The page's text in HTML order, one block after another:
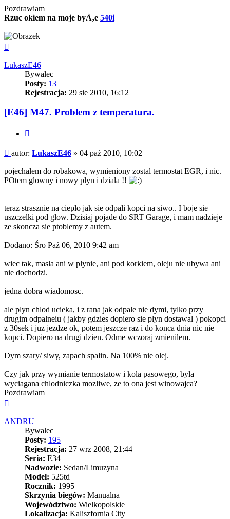
Pozdrawiam
Rzuc okiem na moje byÅ‚e 540i
LukaszE46
Bywalec
Posty: 13
Rejestracja: 29 sie 2010, 16:12
[E46] M47. Problem z temperatura.
Post
autor: LukaszE46 » 04 paź 2010, 10:02
pojechalem do robakowa, wymieniony zostal termostat EGR, i nic.
POtem glowny i nowy plyn i dziala !!
teraz strasznie na cieplo jak sie odpali kopci na siwo.. I boje sie
uszczelki pod glow. Dzisiaj pojade do SRT Garage, i mam nadzieje
ze skoncza sie ptoblemy z autem.
Dodano: Śro Paź 06, 2010 9:42 am
wiec tak, masla ani w plynie, ani pod korkiem, oleju nie ubywa ani
nie dochodzi.
jedna dobra wiadomosc.
ale plyn chlod ucieka, i z rana jak odpale nie dymi, tylko przy
drugim odpalneiu ( jakby gdzies dopiero sie plyn dostawal ) pokopci
z 30sek i juz jezdze ok, potem jeszcze raz i do konca dnia nic nie
kopci. Dopiero na drugi dzien. Odme wczoraj zmienilem.
Dym szary/ siwy, zapach spalin. Na 100% nie olej.
Czy jak przy wymianie termostatow i kola pasowego, byla
wyciagana chlodniczka mozliwe, ze to ona jest winowajca?
Pozdrawiam
ANDRU
Bywalec
Posty: 195
Rejestracja: 27 wrz 2008, 21:44
Seria: E34
Nadwozie: Sedan/Limuzyna
Model: 525td
Rocznik: 1995
Skrzynia biegów: Manualna
Województwo: Wielkopolskie
Lokalizacja: Kaliszfornia City